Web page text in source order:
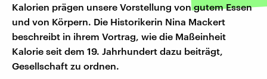
Kalorien prägen unsere Vorstellung von gutem Essen
und von Körpern. Die Historikerin Nina Mackert
beschreibt in ihrem Vortrag, wie die Maßeinheit
Kalorie seit dem 19. Jahrhundert dazu beiträgt,
Gesellschaft zu ordnen.